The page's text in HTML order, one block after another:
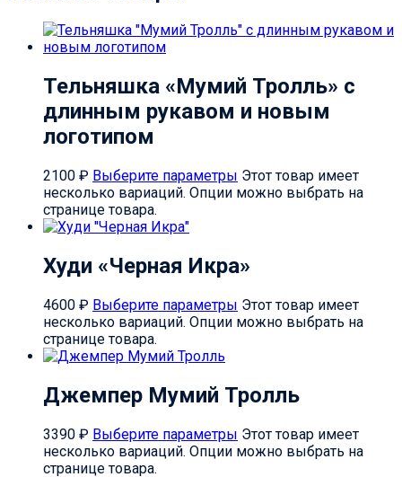
Тельняшка «Мумий Тролль» с
длинным рукавом и новым
логотипом
2100 ₽ Выберите параметры Этот товар имеет
несколько вариаций. Опции можно выбрать на
странице товара.
Худи «Черная Икра»
4600 ₽ Выберите параметры Этот товар имеет
несколько вариаций. Опции можно выбрать на
странице товара.
Джемпер Мумий Тролль
3390 ₽ Выберите параметры Этот товар имеет
несколько вариаций. Опции можно выбрать на
странице товара.